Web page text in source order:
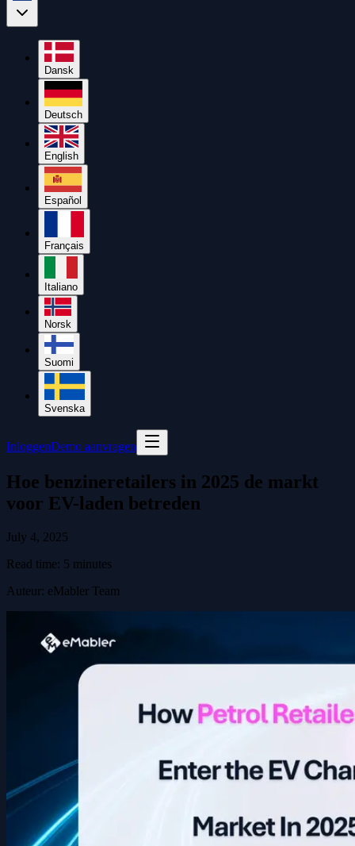
Dansk
Deutsch
English
Español
Français
Italiano
Norsk
Suomi
Svenska
InloggenDemo aanvragen
Hoe benzineretailers in 2025 de markt
voor EV-laden betreden
July 4, 2025
Read time: 5 minutes
Auteur: eMabler Team